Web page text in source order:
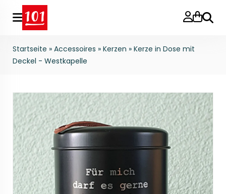
Suche
Startseite » Accessoires » Kerzen » Kerze in Dose mit
Deckel - Westkapelle